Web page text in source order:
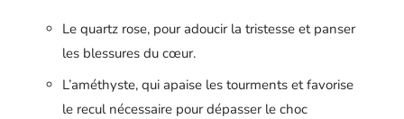
Le quartz rose, pour adoucir la tristesse et panser
les blessures du cœur.
L’améthyste, qui apaise les tourments et favorise
le recul nécessaire pour dépasser le choc